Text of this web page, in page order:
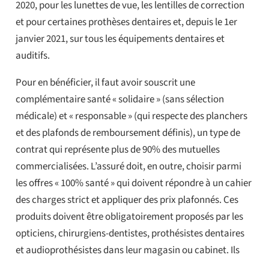
2020, pour les lunettes de vue, les lentilles de correction
et pour certaines prothèses dentaires et, depuis le 1er
janvier 2021, sur tous les équipements dentaires et
auditifs.
Pour en bénéficier, il faut avoir souscrit une
complémentaire santé « solidaire » (sans sélection
médicale) et « responsable » (qui respecte des planchers
et des plafonds de remboursement définis), un type de
contrat qui représente plus de 90% des mutuelles
commercialisées. L’assuré doit, en outre, choisir parmi
les offres « 100% santé » qui doivent répondre à un cahier
des charges strict et appliquer des prix plafonnés. Ces
produits doivent être obligatoirement proposés par les
opticiens, chirurgiens-dentistes, prothésistes dentaires
et audioprothésistes dans leur magasin ou cabinet. Ils